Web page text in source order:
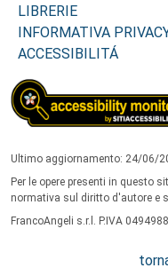
LIBRERIE
INFORMATIVA
ACCESSIBILITÁ
Ultimo aggiornamento: 24/06/
Per le opere presenti in questo
normativa sul diritto d'autore e
FrancoAngeli s.r.l. P.IVA